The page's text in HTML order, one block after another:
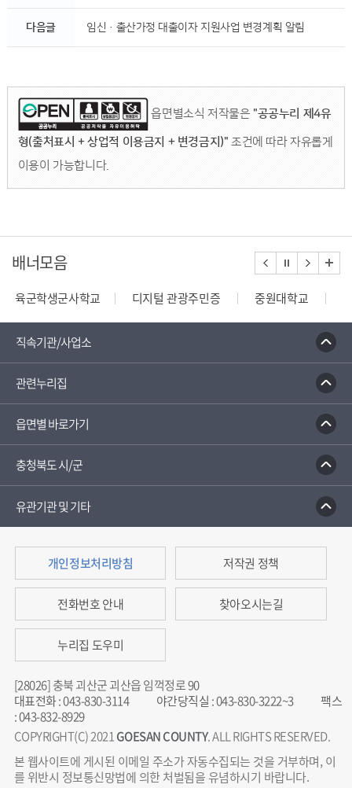
다음글 임신·출산가정 대출이자 지원사업 변경계획 알림
읍면별소식 저작물은 "공공누리 제4유
형(출처표시 + 상업적 이용금지 + 변경금지)" 조건에 따라 자유롭게
이용이 가능합니다.
배너모음
육군학생군사학교 디지털 관광주민증 중원대학교
직속기관/사업소
관련누리집
읍면별 바로가기
충청북도 시/군
유관기관 및 기타
개인정보처리방침 저작권 정책
전화번호 안내 찾아오시는길
누리집 도우미
[28026] 충북 괴산군 괴산읍 임꺽정로 90
대표전화:043-830-3114 야간당직실 :043-830-3222~3
팩스
:043-832-8929
COPYRIGHT(C) 2021GOESAN COUNTY. ALL RIGHTS RESERVED.
본 웹사이트에 게시된 이메일 주소가 자동수집되는 것을 거부하며, 이
를 위반시 정보통신망법에 의한 처벌됨을 유념하시기 바랍니다.